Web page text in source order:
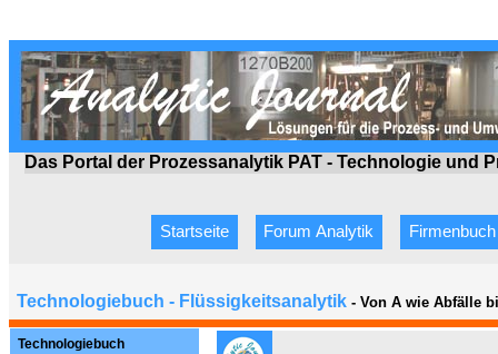
Das Portal der Prozessanalytik PAT - Technologie und
Startseite Forum Analytik Firmenbuch
Technologiebuch - Flüssigkeitsanalytik - Von A wie Abfälle
Technologiebuch